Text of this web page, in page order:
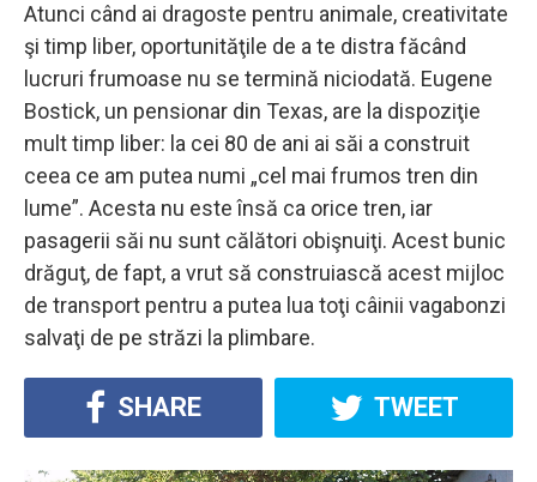
Atunci când ai dragoste pentru animale, creativitate
şi timp liber, oportunităţile de a te distra făcând
lucruri frumoase nu se termină niciodată. Eugene
Bostick, un pensionar din Texas, are la dispoziţie
mult timp liber: la cei 80 de ani ai săi a construit
ceea ce am putea numi „cel mai frumos tren din
lume”. Acesta nu este însă ca orice tren, iar
pasagerii săi nu sunt călători obişnuiţi. Acest bunic
drăguţ, de fapt, a vrut să construiască acest mijloc
de transport pentru a putea lua toţi câinii vagabonzi
salvaţi de pe străzi la plimbare.
SHARE TWEET